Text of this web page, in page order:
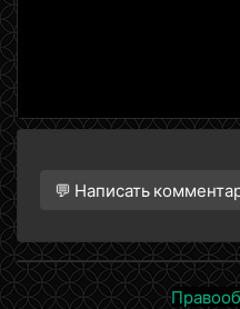
1 сезон 11 серия
1 сезон 10 серия
1 сезон 8 серия
💬 Написать